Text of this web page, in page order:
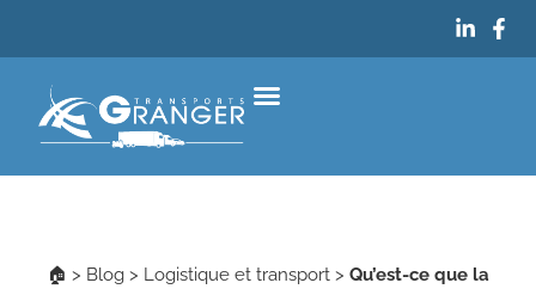
🏠 > Blog > Logistique et transport > Qu’est-ce que la